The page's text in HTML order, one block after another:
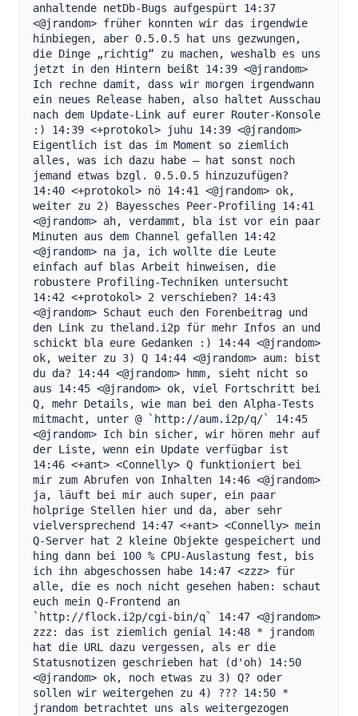
anhaltende netDb-Bugs aufgespürt 14:37
<@jrandom> früher konnten wir das irgendwie
hinbiegen, aber 0.5.0.5 hat uns gezwungen,
die Dinge „richtig“ zu machen, weshalb es uns
jetzt in den Hintern beißt 14:39 <@jrandom>
Ich rechne damit, dass wir morgen irgendwann
ein neues Release haben, also haltet Ausschau
nach dem Update-Link auf eurer Router-Konsole
:) 14:39 <+protokol> juhu 14:39 <@jrandom>
Eigentlich ist das im Moment so ziemlich
alles, was ich dazu habe – hat sonst noch
jemand etwas bzgl. 0.5.0.5 hinzuzufügen?
14:40 <+protokol> nö 14:41 <@jrandom> ok,
weiter zu 2) Bayessches Peer-Profiling 14:41
<@jrandom> ah, verdammt, bla ist vor ein paar
Minuten aus dem Channel gefallen 14:42
<@jrandom> na ja, ich wollte die Leute
einfach auf blas Arbeit hinweisen, die
robustere Profiling-Techniken untersucht
14:42 <+protokol> 2 verschieben? 14:43
<@jrandom> Schaut euch den Forenbeitrag und
den Link zu theland.i2p für mehr Infos an und
schickt bla eure Gedanken :) 14:44 <@jrandom>
ok, weiter zu 3) Q 14:44 <@jrandom> aum: bist
du da? 14:44 <@jrandom> hmm, sieht nicht so
aus 14:45 <@jrandom> ok, viel Fortschritt bei
Q, mehr Details, wie man bei den Alpha-Tests
mitmacht, unter @ `http://aum.i2p/q/` 14:45
<@jrandom> Ich bin sicher, wir hören mehr auf
der Liste, wenn ein Update verfügbar ist
14:46 <+ant> <Connelly> Q funktioniert bei
mir zum Abrufen von Inhalten 14:46 <@jrandom>
ja, läuft bei mir auch super, ein paar
holprige Stellen hier und da, aber sehr
vielversprechend 14:47 <+ant> <Connelly> mein
Q-Server hat 2 kleine Objekte gespeichert und
hing dann bei 100 % CPU-Auslastung fest, bis
ich ihn abgeschossen habe 14:47 <zzz> für
alle, die es noch nicht gesehen haben: schaut
euch mein Q-Frontend an
`http://flock.i2p/cgi-bin/q` 14:47 <@jrandom>
zzz: das ist ziemlich genial 14:48 * jrandom
hat die URL dazu vergessen, als er die
Statusnotizen geschrieben hat (d'oh) 14:50
<@jrandom> ok, noch etwas zu 3) Q? oder
sollen wir weitergehen zu 4) ??? 14:50 *
jrandom betrachtet uns als weitergezogen